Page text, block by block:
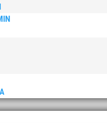
lättat kunde vi
träna och träffas på det